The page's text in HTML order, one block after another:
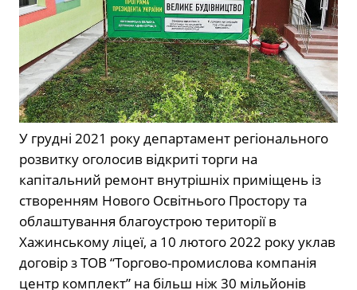
У грудні 2021 року департамент регіонального
розвитку оголосив відкриті торги на
капітальний ремонт внутрішніх приміщень із
створенням Нового Освітнього Простору та
облаштування благоустрою території в
Хажинському ліцеї, а 10 лютого 2022 року уклав
договір з ТОВ “Торгово-промислова компанія
центр комплект” на більш ніж 30 мільйонів